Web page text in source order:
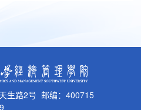
生路2号 邮编：400715